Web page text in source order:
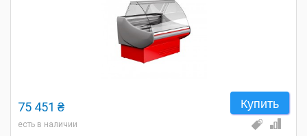
Купить
75 451 ₴
есть в наличии